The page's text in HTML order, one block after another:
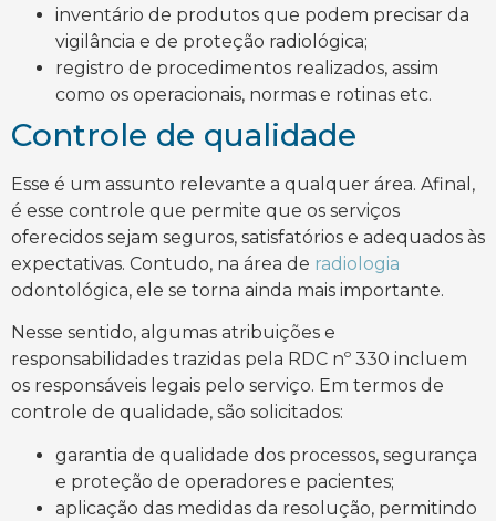
inventário de produtos que podem precisar da
vigilância e de proteção radiológica;
registro de procedimentos realizados, assim
como os operacionais, normas e rotinas etc.
Controle de qualidade
Esse é um assunto relevante a qualquer área. Afinal,
é esse controle que permite que os serviços
oferecidos sejam seguros, satisfatórios e adequados às
expectativas. Contudo, na área de radiologia
odontológica, ele se torna ainda mais importante.
Nesse sentido, algumas atribuições e
responsabilidades trazidas pela RDC nº 330 incluem
os responsáveis legais pelo serviço. Em termos de
controle de qualidade, são solicitados:
garantia de qualidade dos processos, segurança
e proteção de operadores e pacientes;
aplicação das medidas da resolução, permitindo